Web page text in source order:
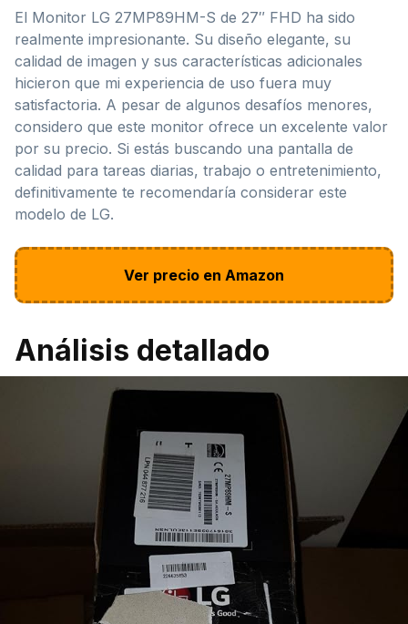
El Monitor LG 27MP89HM-S de 27″ FHD ha sido
realmente impresionante. Su diseño elegante, su
calidad de imagen y sus características adicionales
hicieron que mi experiencia de uso fuera muy
satisfactoria. A pesar de algunos desafíos menores,
considero que este monitor ofrece un excelente valor
por su precio. Si estás buscando una pantalla de
calidad para tareas diarias, trabajo o entretenimiento,
definitivamente te recomendaría considerar este
modelo de LG.
Ver precio en Amazon
Análisis detallado